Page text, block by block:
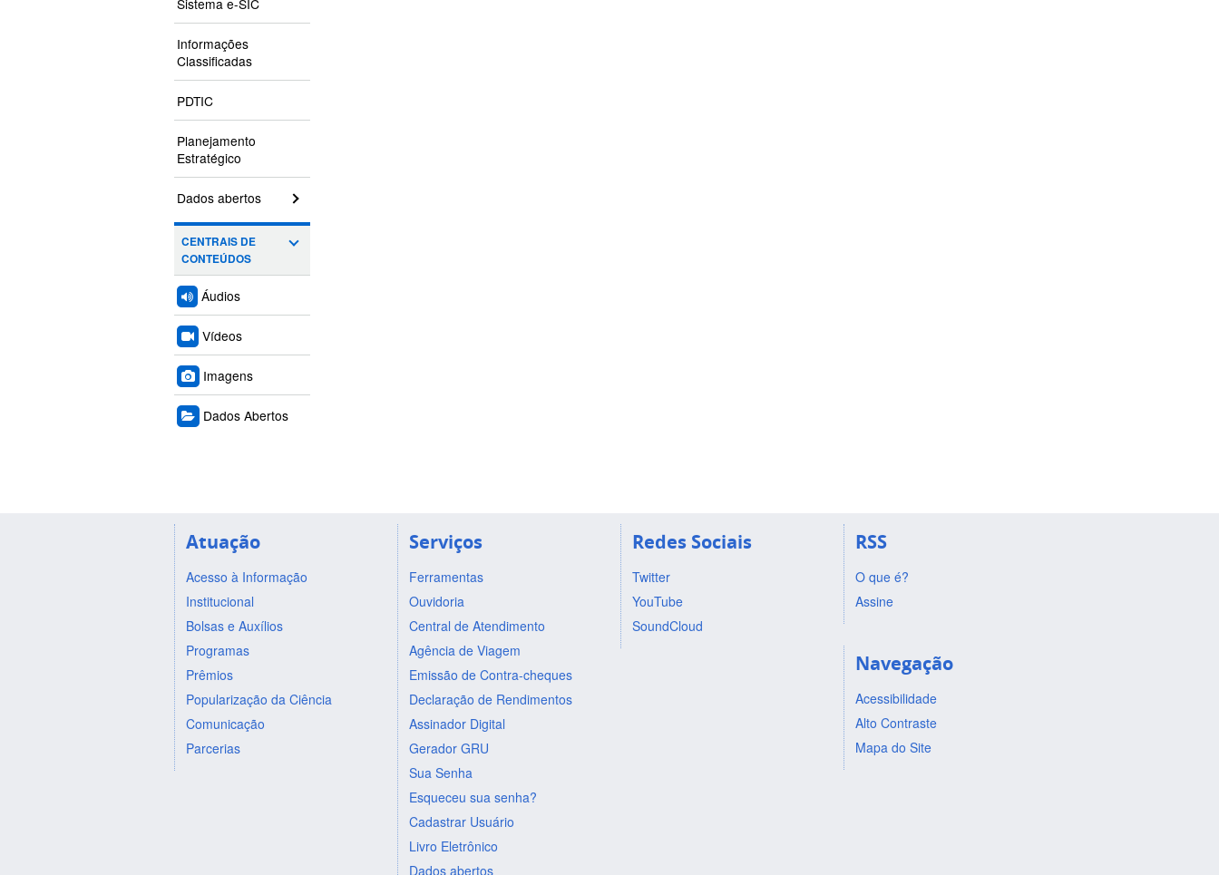
Sistema e-SIC
Informações
Classificadas
PDTIC
Planejamento
Estratégico
Dados abertos
CENTRAIS DE
CONTEÚDOS
Áudios
Vídeos
Imagens
Dados Abertos
Atuação
Acesso à Informação
Institucional
Bolsas e Auxílios
Programas
Prêmios
Popularização da Ciência
Comunicação
Parcerias
Serviços
Ferramentas
Ouvidoria
Central de Atendimento
Agência de Viagem
Emissão de Contra-cheques
Declaração de Rendimentos
Assinador Digital
Gerador GRU
Sua Senha
Esqueceu sua senha?
Cadastrar Usuário
Livro Eletrônico
Dados abertos
Redes Sociais
Twitter
YouTube
SoundCloud
RSS
O que é?
Assine
Navegação
Acessibilidade
Alto Contraste
Mapa do Site